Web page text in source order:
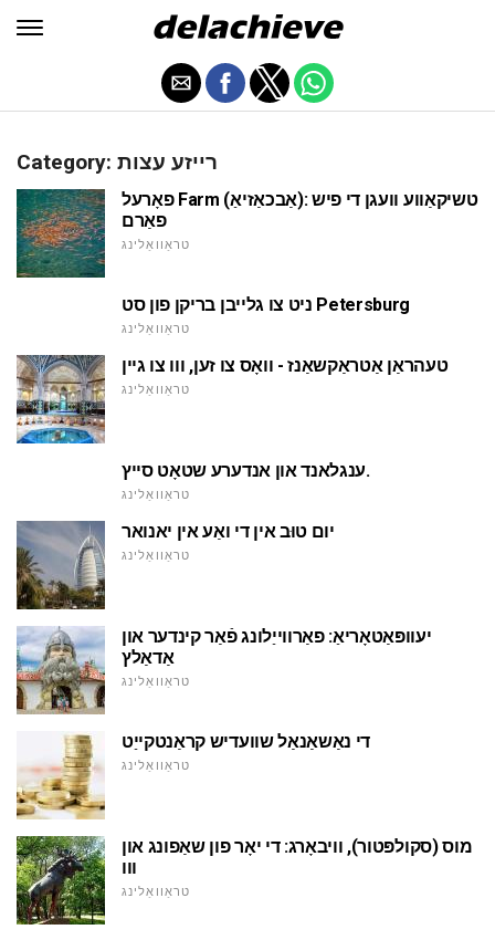
Category: רייזע עצות
פאָרעל Farm (אַבכאַזיאַ): טשיקאַווע וועגן די פיש
פאַרם
טראַוואַלינג
ניט צו גלייבן בריקן פון סט Petersburg
טראַוואַלינג
טעהראַן אַטראַקשאַנז - וואָס צו זען, ווו צו גיין
טראַוואַלינג
ענגלאנד און אנדערע שטאָט סייץ.
טראַוואַלינג
יום טוּב אין די ואַע אין יאנואר
טראַוואַלינג
יעוופּאַטאָריאַ: פאַרווייַלונג פֿאַר קינדער און
אַדאַלץ
טראַוואַלינג
די נאַשאַנאַל שוועדיש קראַנטקייַט
טראַוואַלינג
מוס (סקולפּטור), וויבאָרג: די יאָר פון שאַפונג און
ווו
טראַוואַלינג